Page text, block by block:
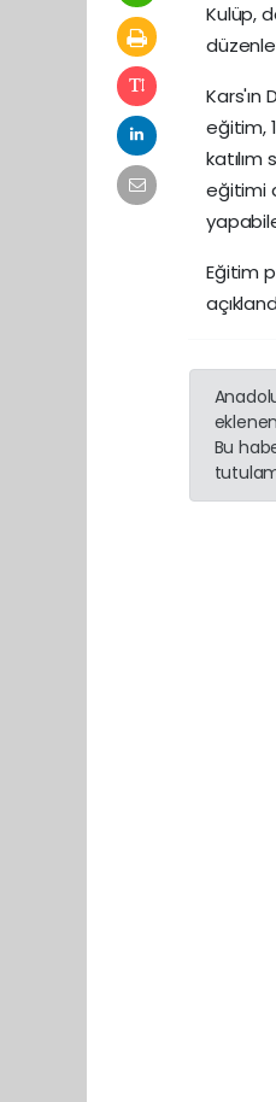
Kulüp,
Kars'ın
eğitim,
eğitimi
Eğitim
Bu